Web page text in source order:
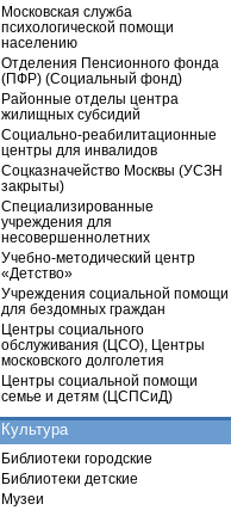
Московская служба
психологической помощи
населению
Отделения Пенсионного фонда
(ПФР) (Социальный фонд)
Районные отделы центра
жилищных субсидий
Социально-реабилитационные
центры для инвалидов
Соцказначейство Москвы (УСЗН
закрыты)
Специализированные
учреждения для
несовершеннолетних
Учебно-методический центр
«Детство»
Учреждения социальной помощи
для бездомных граждан
Центры социального
обслуживания (ЦСО), Центры
московского долголетия
Центры социальной помощи
семье и детям (ЦСПСиД)
Культура
Библиотеки городские
Библиотеки детские
Музеи